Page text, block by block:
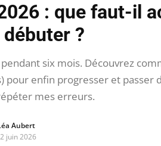
: que faut-il
?
pendant six mois. Découvrez
pour enfin progresser et passer
mes erreurs.
Aubert
juin 2026